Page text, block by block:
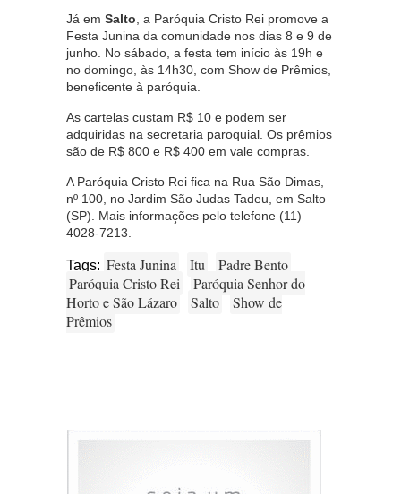
Já em Salto , a Paróquia Cristo Rei promove a
Festa Junina da comunidade nos dias 8 e 9 de
junho. No sábado, a festa tem início às 19h e
no domingo, às 14h30, com Show de Prêmios,
beneficente à paróquia.
As cartelas custam R$ 10 e podem ser
adquiridas na secretaria paroquial. Os prêmios
são de R$ 800 e R$ 400 em vale compras.
A Paróquia Cristo Rei fica na Rua São Dimas,
nº 100, no Jardim São Judas Tadeu, em Salto
(SP). Mais informações pelo telefone (11)
4028-7213.
Tags: Festa Junina Itu
Padre Bento
Paróquia Cristo Rei
Paróquia Senhor do
Horto e São Lázaro
Salto
Show de
Prêmios